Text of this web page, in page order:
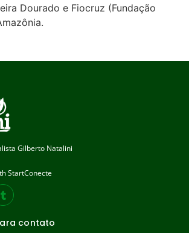
Dourado e Fiocruz (Fundação
Gilberto Natalini
StartConecte
contato